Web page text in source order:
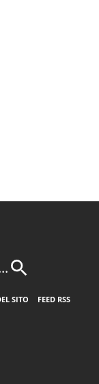
SITO
FEED RSS